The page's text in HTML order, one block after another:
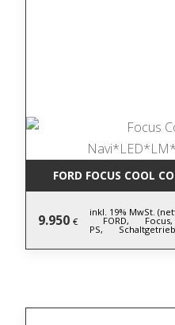
FORD FOCUS COOL
9.950 €
inkl. 19% MwSt.
FORD, Focus,
PS,